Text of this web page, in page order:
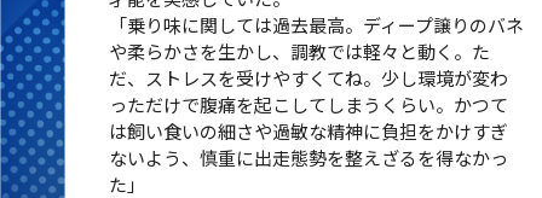
「乗り味に関しては過去最高。ディープ譲りのバネ
や柔らかさを生かし、調教では軽々と動く。た
だ、ストレスを受けやすくてね。少し環境が変わ
っただけで腹痛を起こしてしまうくらい。かつて
は飼い食いの細さや過敏な精神に負担をかけすぎ
ないよう、慎重に出走態勢を整えざるを得なかっ
た」